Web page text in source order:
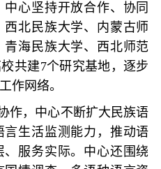
心坚持开放合作、协同
北民族大学、内蒙古师
海民族大学、西北师范
共建7个研究基地，逐步
作网络。
作，中心不断扩大民族语
生活监测能力，推动语
服务实际。中心还围绕